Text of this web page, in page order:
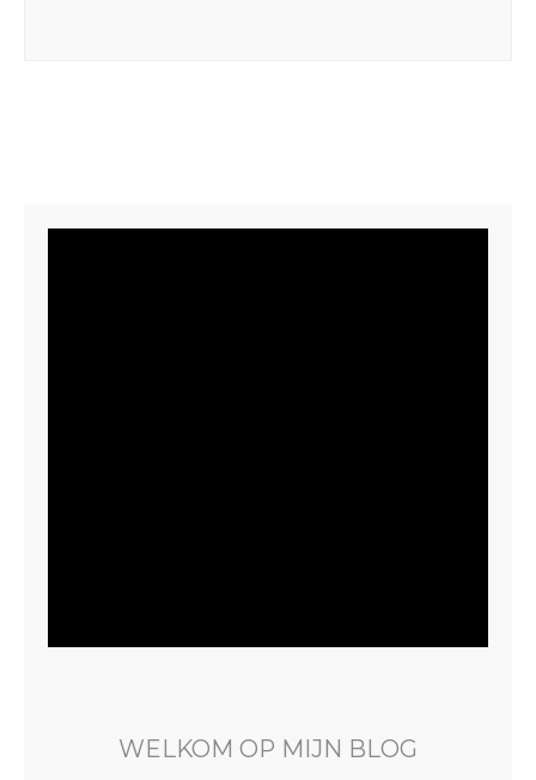
WELKOM OP MIJN BLOG